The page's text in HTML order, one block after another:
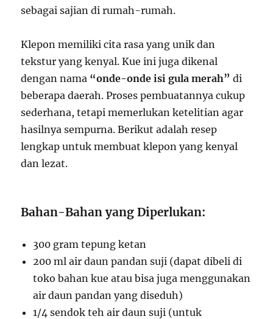
sebagai sajian di rumah-rumah.
Klepon memiliki cita rasa yang unik dan
tekstur yang kenyal. Kue ini juga dikenal
dengan nama “onde-onde isi gula merah” di
beberapa daerah. Proses pembuatannya cukup
sederhana, tetapi memerlukan ketelitian agar
hasilnya sempurna. Berikut adalah resep
lengkap untuk membuat klepon yang kenyal
dan lezat.
Bahan-Bahan yang Diperlukan:
300 gram tepung ketan
200 ml air daun pandan suji (dapat dibeli di
toko bahan kue atau bisa juga menggunakan
air daun pandan yang diseduh)
1/4 sendok teh air daun suji (untuk